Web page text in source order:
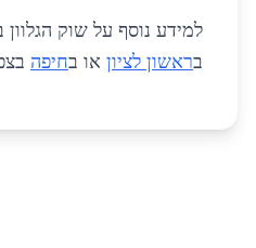
למידע נוסף על שוק הגלוון
בראשון לציון או בחיפה